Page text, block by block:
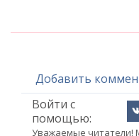
Добавить
Войти с
помощью:
Уважаемые читатели!